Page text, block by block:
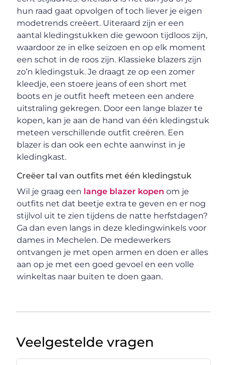
hun raad gaat opvolgen of toch liever je eigen
modetrends creëert. Uiteraard zijn er een
aantal kledingstukken die gewoon tijdloos zijn,
waardoor ze in elke seizoen en op elk moment
een schot in de roos zijn. Klassieke blazers zijn
zo’n kledingstuk. Je draagt ze op een zomer
kleedje, een stoere jeans of een short met
boots en je outfit heeft meteen een andere
uitstraling gekregen. Door een lange blazer te
kopen, kan je aan de hand van één kledingstuk
meteen verschillende outfit creëren. Een
blazer is dan ook een echte aanwinst in je
kledingkast.
Creëer tal van outfits met één kledingstuk
Wil je graag een lange blazer kopen om je
outfits net dat beetje extra te geven en er nog
stijlvol uit te zien tijdens de natte herfstdagen?
Ga dan even langs in deze kledingwinkels voor
dames in Mechelen. De medewerkers
ontvangen je met open armen en doen er alles
aan op je met een goed gevoel en een volle
winkeltas naar buiten te doen gaan.
Veelgestelde vragen